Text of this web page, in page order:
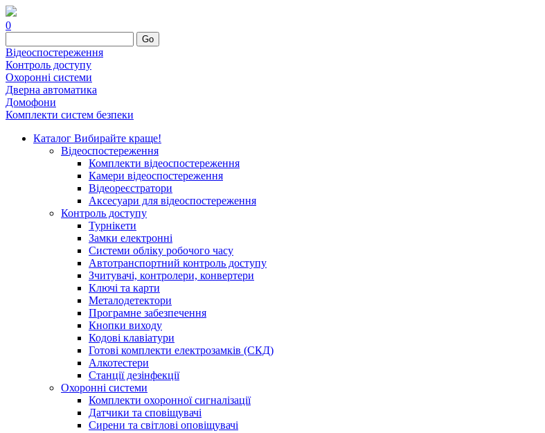
0
Go
Відеоспостереження
Контроль доступу
Охоронні системи
Дверна автоматика
Домофони
Комплекти систем безпеки
Каталог Вибирайте краще!
Відеоспостереження
Комплекти відеоспостереження
Камери відеоспостереження
Відеореєстратори
Аксесуари для відеоспостереження
Контроль доступу
Турнікети
Замки електронні
Системи обліку робочого часу
Автотранспортний контроль доступу
Зчитувачі, контролери, конвертери
Ключі та карти
Металодетектори
Програмне забезпечення
Кнопки виходу
Кодові клавіатури
Готові комплекти електрозамків (СКД)
Алкотестери
Станції дезінфекції
Охоронні системи
Комплекти охоронної сигналізації
Датчики та сповіщувачі
Сирени та світлові оповіщувачі